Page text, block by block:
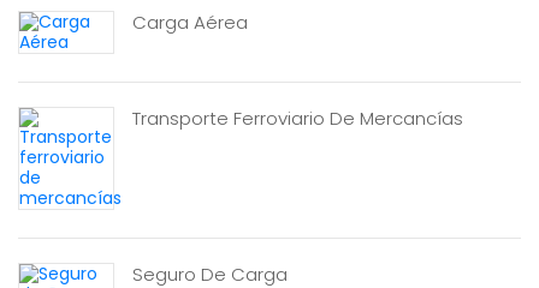
Carga Aérea
Transporte Ferroviario De Mercancías
Seguro De Carga